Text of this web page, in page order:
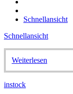
Schnellansicht
Schnellansicht
Weiterlesen
instock